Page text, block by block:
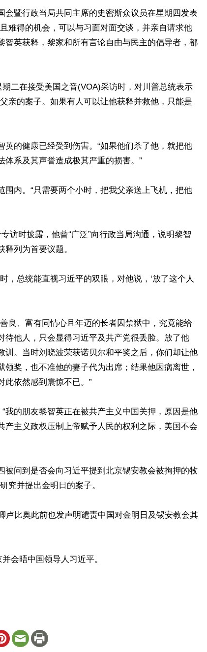
会暨行政当局共同主席的史密斯众议员在星期四发表
难得的机会，可以与习面对面交谈，并亲自请求他
智英获释，黎家和所有言论自由与民主的倡导者，都
二在接受美国之音(VOA)采访时，对川普总统表示
亲的案子。如果有人可以让他获释并救他，只能是
的健康已经受到伤害。“如果他们杀了他，就把他
系及其声誉造成极其严重的损害。”
内。“只需要两个小时，把我父亲送上飞机，把他
访时披露，他曾“广泛”向行政当局沟通，说明黎智
列为首要议题。
，总统能直视习近平的双眼，对他说，‘放了这个人
良、富有同情心且年迈的长者囚禁狱中，究竟能给
待他人，只会显得习近平及共产党很丢脸。放了他
训。当时刘晓波荣获诺贝尔和平奖之后，你们却让他
奖，也不准他的妻子代为出席；结果他因病离世，
此依然感到震惊不已。”
我的朋友黎智英正在被共产主义中国关押，原因是他
产主义政权压制上帝赋予人民的权利之际，美国不会
被问到是否会向习近平提到北京锡安教会被拘押的牧
究并提出金明日的案子。
卢比奥此前也发声明谴责中国对金明日及锡安教会其
会晤中国领导人习近平。